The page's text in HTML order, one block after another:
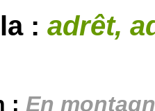
: adrêt,
: En